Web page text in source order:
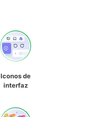
Iconos de
interfaz